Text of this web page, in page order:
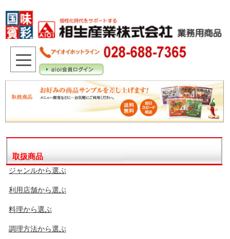
取扱商品
ジャンルから選ぶ
利用店舗から選ぶ
料理から選ぶ
調理方法から選ぶ